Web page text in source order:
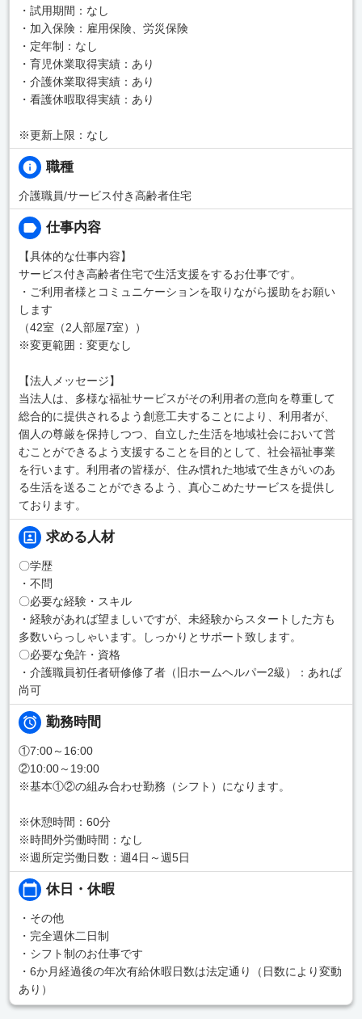
・試用期間：なし
・加入保険：雇用保険、労災保険
・定年制：なし
・育児休業取得実績：あり
・介護休業取得実績：あり
・看護休暇取得実績：あり
※更新上限：なし
職種
介護職員/サービス付き高齢者住宅
仕事内容
【具体的な仕事内容】
サービス付き高齢者住宅で生活支援をするお仕事です。
・ご利用者様とコミュニケーションを取りながら援助をお願い
します
（42室（2人部屋7室））
※変更範囲：変更なし
【法人メッセージ】
当法人は、多様な福祉サービスがその利用者の意向を尊重して
総合的に提供されるよう創意工夫することにより、利用者が、
個人の尊厳を保持しつつ、自立した生活を地域社会において営
むことができるよう支援することを目的として、社会福祉事業
を行います。利用者の皆様が、住み慣れた地域で生きがいのあ
る生活を送ることができるよう、真心こめたサービスを提供し
ております。
求める人材
〇学歴
・不問
〇必要な経験・スキル
・経験があれば望ましいですが、未経験からスタートした方も
多数いらっしゃいます。しっかりとサポート致します。
〇必要な免許・資格
・介護職員初任者研修修了者（旧ホームヘルパー2級）：あれば
尚可
勤務時間
①7:00～16:00
②10:00～19:00
※基本①②の組み合わせ勤務（シフト）になります。
※休憩時間：60分
※時間外労働時間：なし
※週所定労働日数：週4日～週5日
休日・休暇
・その他
・完全週休二日制
・シフト制のお仕事です
・6か月経過後の年次有給休暇日数は法定通り（日数により変動
あり）